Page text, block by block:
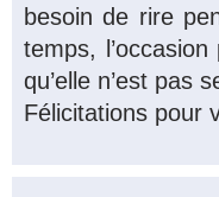
besoin de rire
temps,
qu’elle n’est pas
Félicitations pour